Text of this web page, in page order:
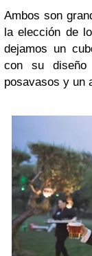
Ambos son
la elección de
dejamos un
con su
posavasos y un